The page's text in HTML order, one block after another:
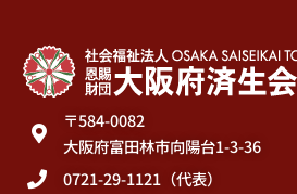
〒584-0082
大阪府富田林市向陽台1-3-36
0721-29-1121（代表）